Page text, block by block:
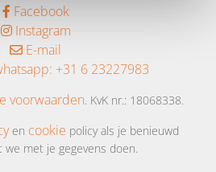
Facebook
Instagram
E-mail
+31 6 23227983
voorwaarden. KvK nr.: 18068338.
en cookie policy als je benieuwd
we met je gegevens doen.